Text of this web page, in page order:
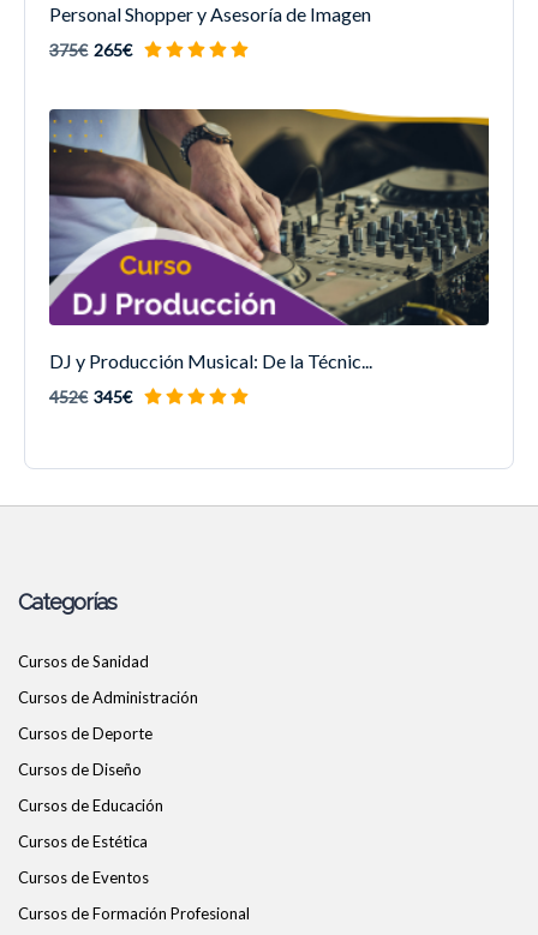
Personal Shopper y Asesoría de Imagen
375€ 265€
DJ y Producción Musical: De la Técnic...
452€ 345€
Categorías
Cursos de Sanidad
Cursos de Administración
Cursos de Deporte
Cursos de Diseño
Cursos de Educación
Cursos de Estética
Cursos de Eventos
Cursos de Formación Profesional